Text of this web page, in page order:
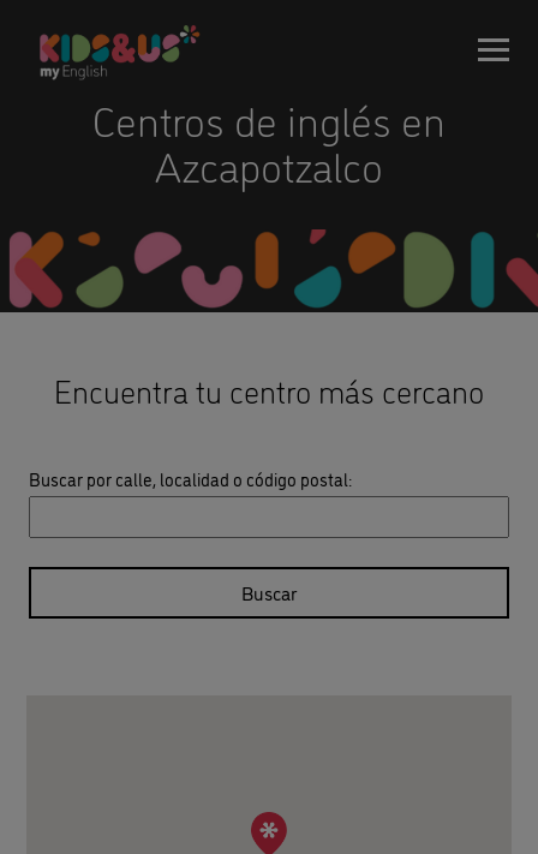
Centros de inglés en
Azcapotzalco
Encuentra tu centro más cercano
Buscar por calle, localidad o código postal:
Buscar